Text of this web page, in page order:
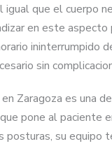
igual que el cuerpo
en este
ininterrumpido
sin
Zaragoza es una
pone al paciente
su equipo